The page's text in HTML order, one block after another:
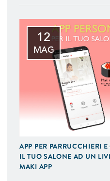
12
MAG
APP PER PARRUCCHIERI
IL TUO SALONE AD UN
MAKI APP